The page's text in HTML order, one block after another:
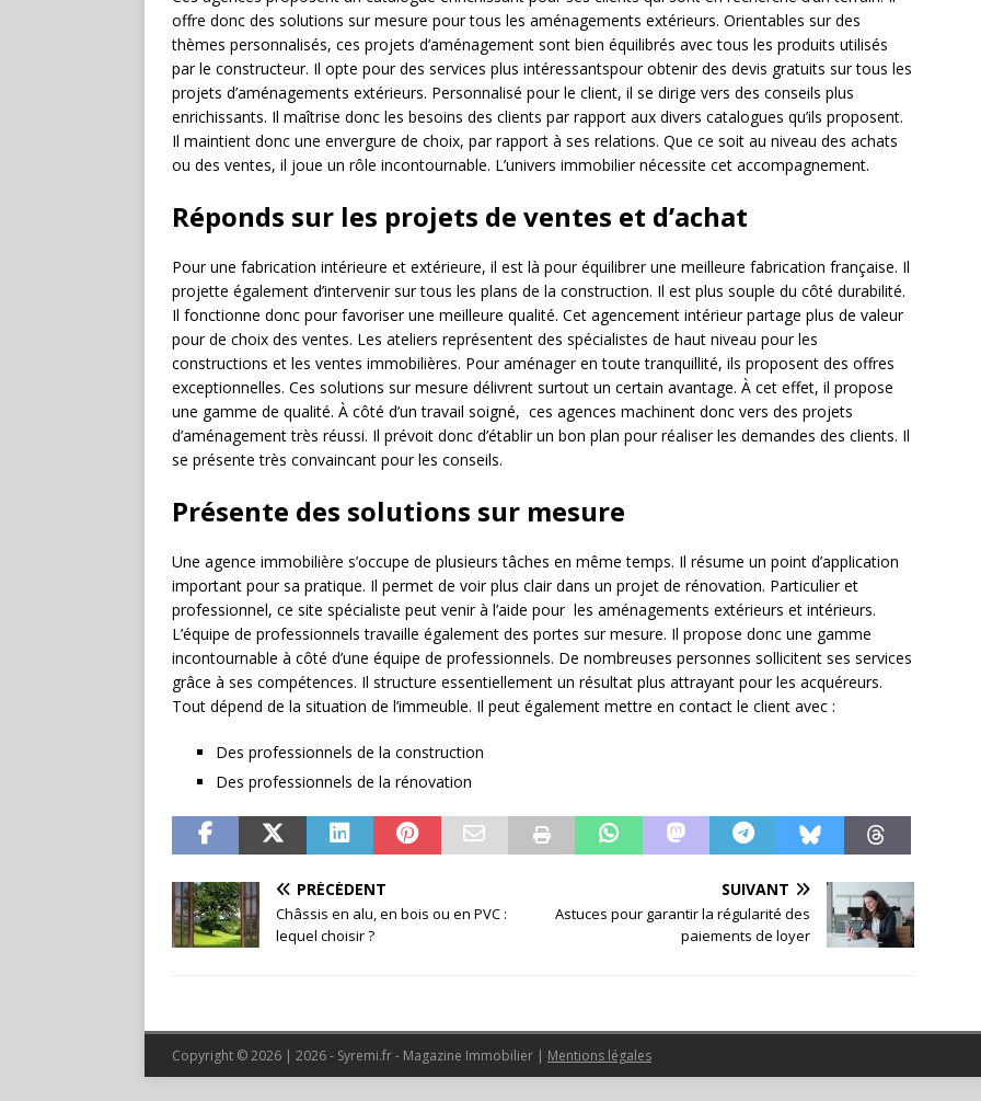
offre donc des solutions sur mesure pour tous les aménagements extérieurs. Orientables sur des
thèmes personnalisés, ces projets d’aménagement sont bien équilibrés avec tous les produits utilisés
par le constructeur. Il opte pour des services plus intéressantspour obtenir des devis gratuits sur tous les
projets d’aménagements extérieurs. Personnalisé pour le client, il se dirige vers des conseils plus
enrichissants. Il maîtrise donc les besoins des clients par rapport aux divers catalogues qu’ils proposent.
Il maintient donc une envergure de choix, par rapport à ses relations. Que ce soit au niveau des achats
ou des ventes, il joue un rôle incontournable. L’univers immobilier nécessite cet accompagnement.
Réponds sur les projets de ventes et d’achat
Pour une fabrication intérieure et extérieure, il est là pour équilibrer une meilleure fabrication française. Il
projette également d’intervenir sur tous les plans de la construction. Il est plus souple du côté durabilité.
Il fonctionne donc pour favoriser une meilleure qualité. Cet agencement intérieur partage plus de valeur
pour de choix des ventes. Les ateliers représentent des spécialistes de haut niveau pour les
constructions et les ventes immobilières. Pour aménager en toute tranquillité, ils proposent des offres
exceptionnelles. Ces solutions sur mesure délivrent surtout un certain avantage. À cet effet, il propose
une gamme de qualité. À côté d’un travail soigné, ces agences machinent donc vers des projets
d’aménagement très réussi. Il prévoit donc d’établir un bon plan pour réaliser les demandes des clients. Il
se présente très convaincant pour les conseils.
Présente des solutions sur mesure
Une agence immobilière s’occupe de plusieurs tâches en même temps. Il résume un point d’application
important pour sa pratique. Il permet de voir plus clair dans un projet de rénovation. Particulier et
professionnel, ce site spécialiste peut venir à l’aide pour les aménagements extérieurs et intérieurs.
L’équipe de professionnels travaille également des portes sur mesure. Il propose donc une gamme
incontournable à côté d’une équipe de professionnels. De nombreuses personnes sollicitent ses services
grâce à ses compétences. Il structure essentiellement un résultat plus attrayant pour les acquéreurs.
Tout dépend de la situation de l’immeuble. Il peut également mettre en contact le client avec :
Des professionnels de la construction
Des professionnels de la rénovation
PRÉCÉDENT
Châssis en alu, en bois ou en PVC :
lequel choisir ?
SUIVANT
Astuces pour garantir la régularité des
paiements de loyer
Copyright © 2026 | 2026 - Syremi.fr - Magazine Immobilier | Mentions légales